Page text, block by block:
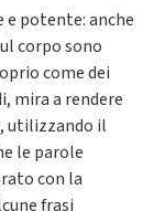
e potente: anche
corpo sono
come dei
mira a rendere
utilizzando il
le parole
con la
frasi